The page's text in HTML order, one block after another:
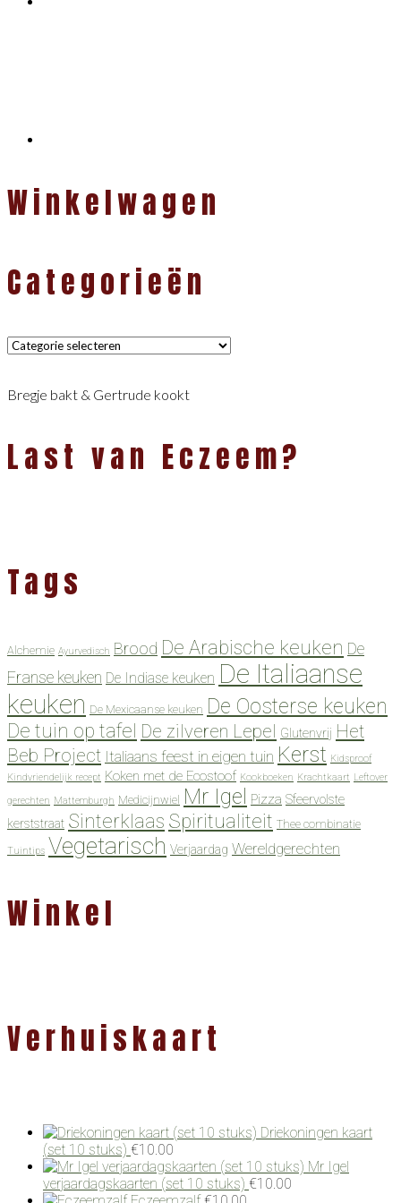
Winkelwagen
Categorieën
Categorieën
Bregje bakt & Gertrude kookt
Last van Eczeem?
Tags
Alchemie Ayurvedisch Brood De Arabische keuken De
Franse keuken De Indiase keuken De Italiaanse
keuken De Mexicaanse keuken De Oosterse keuken
De tuin op tafel De zilveren Lepel Glutenvrij Het
Beb Project Italiaans feest in eigen tuin Kerst Kidsproof
Kindvriendelijk recept Koken met de Ecostoof Kookboeken Krachtkaart Leftover
gerechten Mattemburgh Medicijnwiel Mr Igel Pizza Sfeervolste
kerststraat Sinterklaas Spiritualiteit Thee combinatie
Tuintips Vegetarisch Verjaardag Wereldgerechten
Winkel
Verhuiskaart
Driekoningen kaart
(set 10 stuks) €10.00
Mr Igel
verjaardagskaarten (set 10 stuks) €10.00